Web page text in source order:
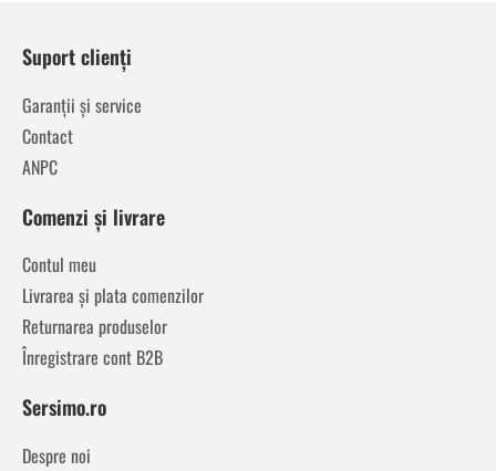
Suport clienți
Garanții și service
Contact
ANPC
Comenzi și livrare
Contul meu
Livrarea și plata comenzilor
Returnarea produselor
Înregistrare cont B2B
Sersimo.ro
Despre noi